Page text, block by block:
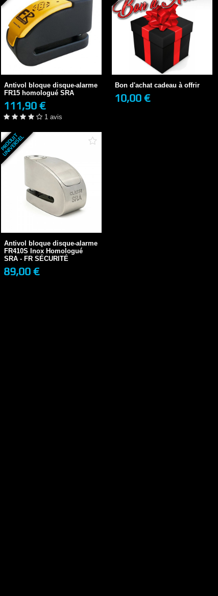
Antivol bloque disque-alarme
FR15 homologué SRA
111,90 €
Antivol bloque disque-alarme
FR15...
111,90 €
1 avis
+ DE DÉTAILS
1 avis
Bon d'achat cadeau à offrir
10,00 €
Bon d'achat cadeau à offrir
10,00 € EN STOCK
P
R
O
D
U
I
T
U
N
I
V
E
R
S
E
L
Antivol bloque disque-alarme
FR410S Inox Homologué
SRA - FR SÉCURITÉ
89,00 €
89,00 €